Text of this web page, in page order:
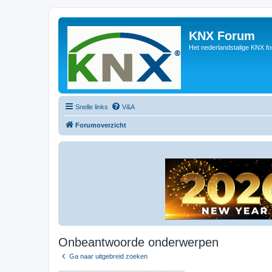
KNX Forum
Het nederlandstalige KNX
Snelle links V&A
Forumoverzicht
Onbeantwoorde onderwerpen
Ga naar uitgebreid zoeken